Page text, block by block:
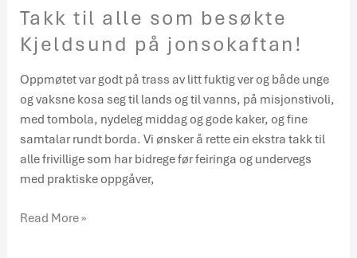
Takk til alle som besøkte
Kjeldsund på jonsokaftan!
Oppmøtet var godt på trass av litt fuktig ver og både unge
og vaksne kosa seg til lands og til vanns, på misjonstivoli,
med tombola, nydeleg middag og gode kaker, og fine
samtalar rundt borda. Vi ønsker å rette ein ekstra takk til
alle frivillige som har bidrege før feiringa og undervegs
med praktiske oppgåver,
Read More »